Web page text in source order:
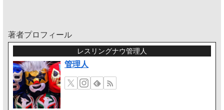
著者プロフィール
レスリングナウ管理人
管理人